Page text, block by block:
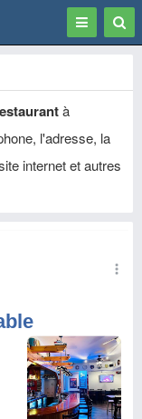
Toggle
à
l'adresse, la
internet et autres